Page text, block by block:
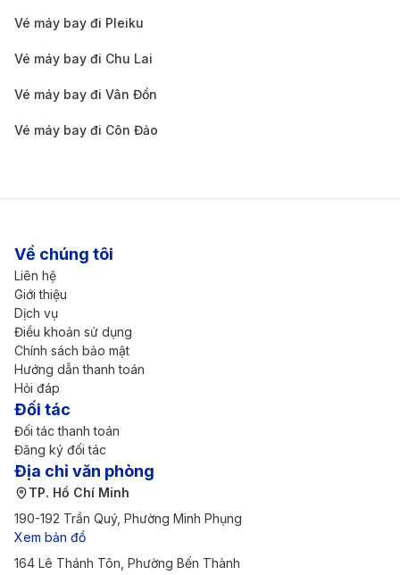
Grab – phương tiện di chuyển hiện đại và tiết
Cách săn vé máy bay từ Bắc Kinh đi
Hà Nội giá rẻ mà bạn nên biết
Việc đặt
giá rẻ không còn là điều xa vời nếu bạn biết cách lên
kế hoạch và tận dụng các công cụ hỗ trợ hiệu quả.
Với sự cạnh tranh giữa nhiều hãng hàng không cùng
sự phát triển của các nền tảng đặt vé trực tuyến,
người dùng ngày nay có thể dễ dàng sở hữu vé bay
tiết kiệm nếu nắm vững những mẹo dưới đây.
Vé máy bay đi Pleiku
Vé máy bay đi Chu Lai
Vé máy bay đi Vân Đồn
Vé máy bay đi Côn Đảo
Về chúng tôi
Liên hệ
Giới thiệu
Dịch vụ
Điều khoản sử dụng
Chính sách bảo mật
Hướng dẫn thanh toán
Hỏi đáp
Đối tác
Đối tác thanh toán
Đăng ký đối tác
Địa chỉ văn phòng
TP. Hồ Chí Minh
190-192 Trần Quý, Phường Minh Phụng
Xem bản đồ
164 Lê Thánh Tôn, Phường Bến Thành